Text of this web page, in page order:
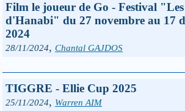
Film le joueur de Go - Festival "Les
d'Hanabi" du 27 novembre au 17
2024
28/11/2024, Chantal GAJDOS
TIGGRE - Ellie Cup 2025
25/11/2024, Warren AIM